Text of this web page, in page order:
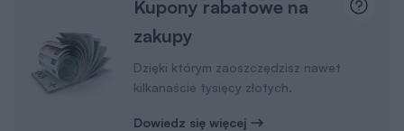
Kupony rabatowe na
zakupy
Dzięki którym zaoszczędzisz nawet
kilkanaście tysięcy złotych.
Dowiedz się więcej